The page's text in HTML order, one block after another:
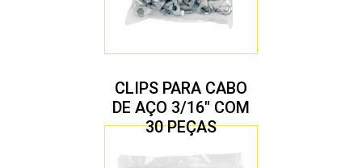
CLIPS PARA CABO
DE AÇO 3/16″ COM
30 PEÇAS